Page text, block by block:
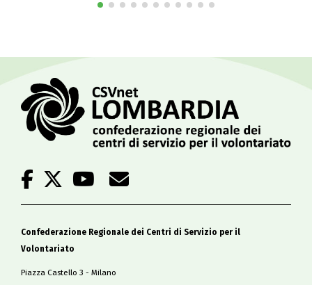
Confederazione Regionale dei Centri di Servizio per il
Volontariato
Piazza Castello 3 - Milano